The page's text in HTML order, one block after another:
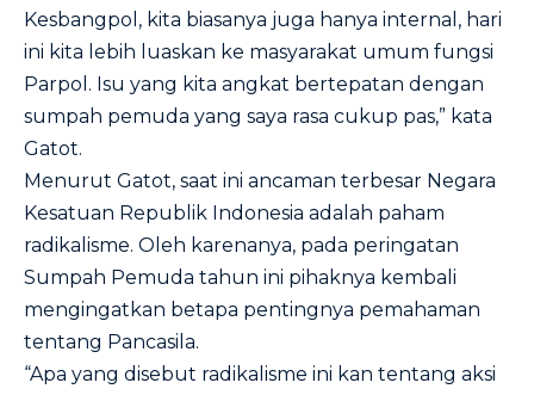
Kesbangpol, kita biasanya juga hanya internal, hari
ini kita lebih luaskan ke masyarakat umum fungsi
Parpol. Isu yang kita angkat bertepatan dengan
sumpah pemuda yang saya rasa cukup pas,” kata
Gatot.
Menurut Gatot, saat ini ancaman terbesar Negara
Kesatuan Republik Indonesia adalah paham
radikalisme. Oleh karenanya, pada peringatan
Sumpah Pemuda tahun ini pihaknya kembali
mengingatkan betapa pentingnya pemahaman
tentang Pancasila.
“Apa yang disebut radikalisme ini kan tentang aksi